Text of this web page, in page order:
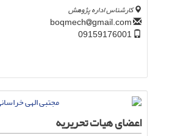
کارشناس اداره پژوهش
gmail.com
اعضای هیات تحریریه